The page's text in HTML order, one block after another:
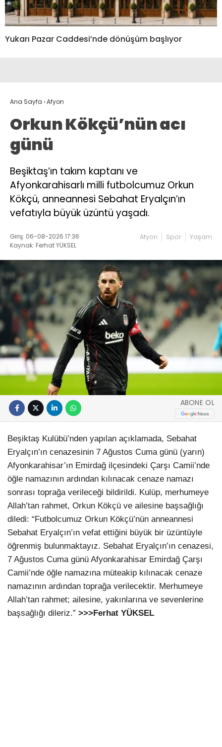
Yukarı Pazar Caddesi’nde dönüşüm başlıyor
Ana Sayfa ›Afyon
Orkun Kökçü’nün acı
günü
Beşiktaş’ın takım kaptanı ve
Afyonkarahisarlı milli futbolcumuz Orkun
Kökçü, anneannesi Sebahat Eryalçın’ın
vefatıyla büyük üzüntü yaşadı.
Giriş: 06-08-2026 17:36
Kaynak: Ferhat YÜKSEL
Afyon Spor Yaşam
ABONE OL
Beşiktaş Kulübü’nden yapılan açıklamada, Sebahat
Eryalçın’ın cenazesinin 7 Ağustos Cuma günü (yarın)
Afyonkarahisar’ın Emirdağ ilçesindeki Çarşı Camii’nde
öğle namazının ardından kılınacak cenaze namazı
sonrası toprağa verileceği bildirildi. Kulüp, merhumeye
Allah’tan rahmet, Orkun Kökçü ve ailesine başsağlığı
diledi: “Futbolcumuz Orkun Kökçü’nün anneannesi
Sebahat Eryalçın’ın vefat ettiğini büyük bir üzüntüyle
öğrenmiş bulunmaktayız. Sebahat Eryalçın’ın cenazesi,
7 Ağustos Cuma günü Afyonkarahisar Emirdağ Çarşı
Camii’nde öğle namazına müteakip kılınacak cenaze
namazının ardından toprağa verilecektir. Merhumeye
Allah’tan rahmet; ailesine, yakınlarına ve sevenlerine
başsağlığı dileriz.” >>>Ferhat YÜKSEL